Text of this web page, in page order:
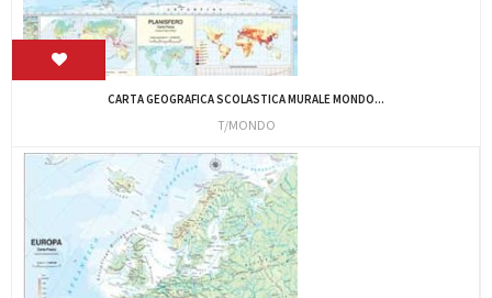
CARTA GEOGRAFICA SCOLASTICA MURALE MONDO...
T/MONDO